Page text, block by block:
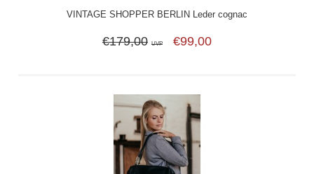
VINTAGE SHOPPER BERLIN Leder cognac
€179,00 UVP €99,00